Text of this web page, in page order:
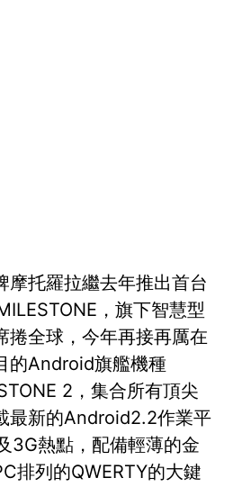
摩托羅拉繼去年推出首台
，旗下智慧型
捲全球，今年再接再厲在
的Android旗艦機種
2，集合所有頂尖
最新的Android2.2作業平
3G熱點，配備輕薄的金
排列的QWERTY的大鍵